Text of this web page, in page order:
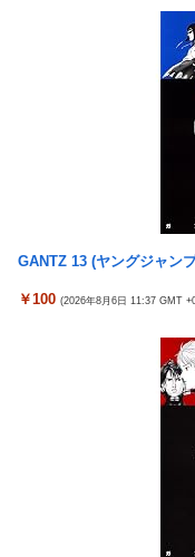
【悲報】茂木敏充外相
「電車で女性が失神し
ントが主張、虚言疑惑
なんでみんなそんなに
【バンダイ】「食玩」
【悲報】AV女優さん、
【〈物語〉シリーズ】セ
ィギュア【彩色原型公開
て面白いやろ？」みたい
三菱自動車、「パジェ
【ウルトラQ】 「ナメ
【衝撃】 中国製ルータ
ぐだけで35秒ごとに中
【艦これ】 募：ヴィス
影山優佳、赤ランジェ
外国人「2002年W杯は
選でレフリーへの性的
【ウマ娘】わたしの全
GANTZ 13 (ヤングジャン
￥100 (2026年8月6日 11:37 GMT